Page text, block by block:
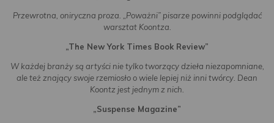
Przewrotna, oniryczna proza. „Poważni” pisarze powinni podglądać
warsztat Koontza.
„The New York Times Book Review”
W każdej branży są artyści nie tylko tworzący dzieła niezapomniane,
ale też znający swoje rzemiosło o wiele lepiej niż inni twórcy. Dean
Koontz jest jednym z nich.
„Suspense Magazine”